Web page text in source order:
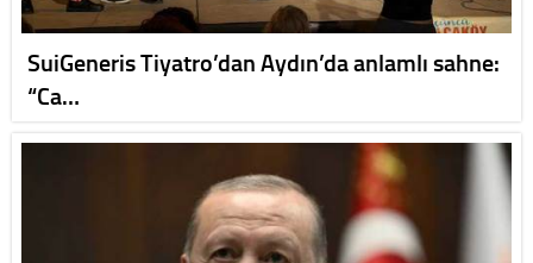
SuiGeneris Tiyatro’dan Aydın’da anlamlı sahne:
“Ca…